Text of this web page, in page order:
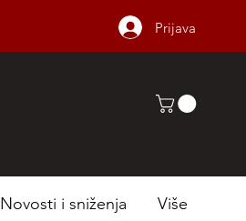
Prijava
Novosti i sniženja Više